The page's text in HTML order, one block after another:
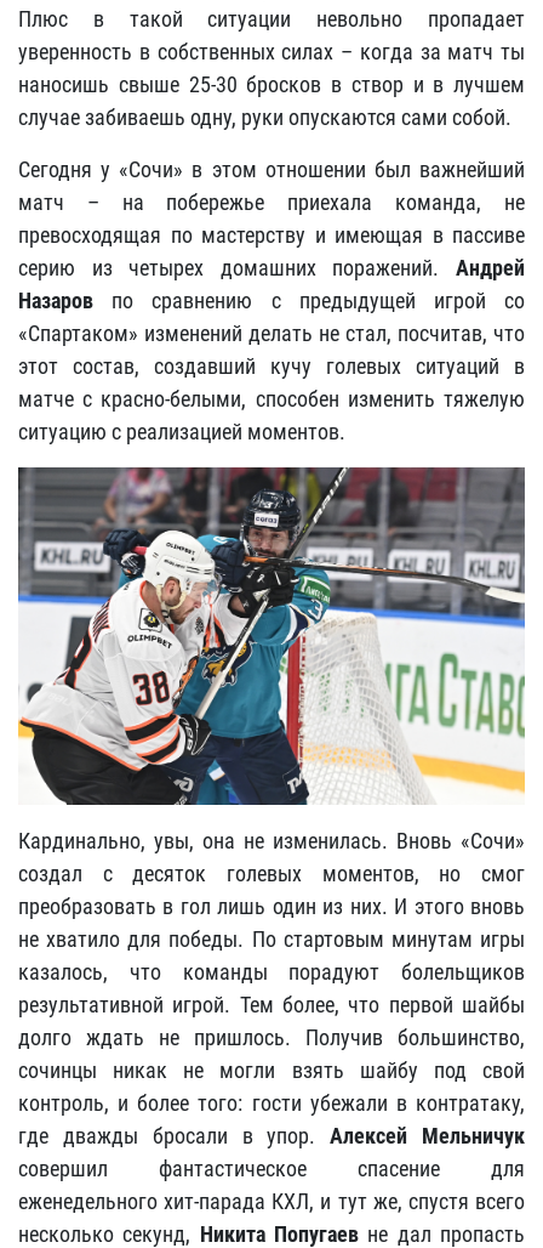
Плюс в такой ситуации невольно пропадает
уверенность в собственных силах – когда за матч ты
наносишь свыше 25-30 бросков в створ и в лучшем
случае забиваешь одну, руки опускаются сами собой.
Сегодня у «Сочи» в этом отношении был важнейший
матч – на побережье приехала команда, не
превосходящая по мастерству и имеющая в пассиве
серию из четырех домашних поражений. Андрей
Назаров по сравнению с предыдущей игрой со
«Спартаком» изменений делать не стал, посчитав, что
этот состав, создавший кучу голевых ситуаций в
матче с красно-белыми, способен изменить тяжелую
ситуацию с реализацией моментов.
Кардинально, увы, она не изменилась. Вновь «Сочи»
создал с десяток голевых моментов, но смог
преобразовать в гол лишь один из них. И этого вновь
не хватило для победы. По стартовым минутам игры
казалось, что команды порадуют болельщиков
результативной игрой. Тем более, что первой шайбы
долго ждать не пришлось. Получив большинство,
сочинцы никак не могли взять шайбу под свой
контроль, и более того: гости убежали в контратаку,
где дважды бросали в упор.Алексей Мельничук
совершил фантастическое спасение для
еженедельного хит-парада КХЛ, и тут же, спустя всего
несколько секунд, Никита Попугаев не дал пропасть